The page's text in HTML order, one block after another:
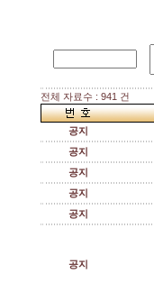
전체 자료수 : 941 건
공지
공지
공지
공지
공지
공지